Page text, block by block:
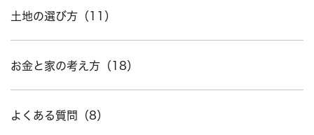
土地の選び方（11）
お金と家の考え方（18）
よくある質問（8）